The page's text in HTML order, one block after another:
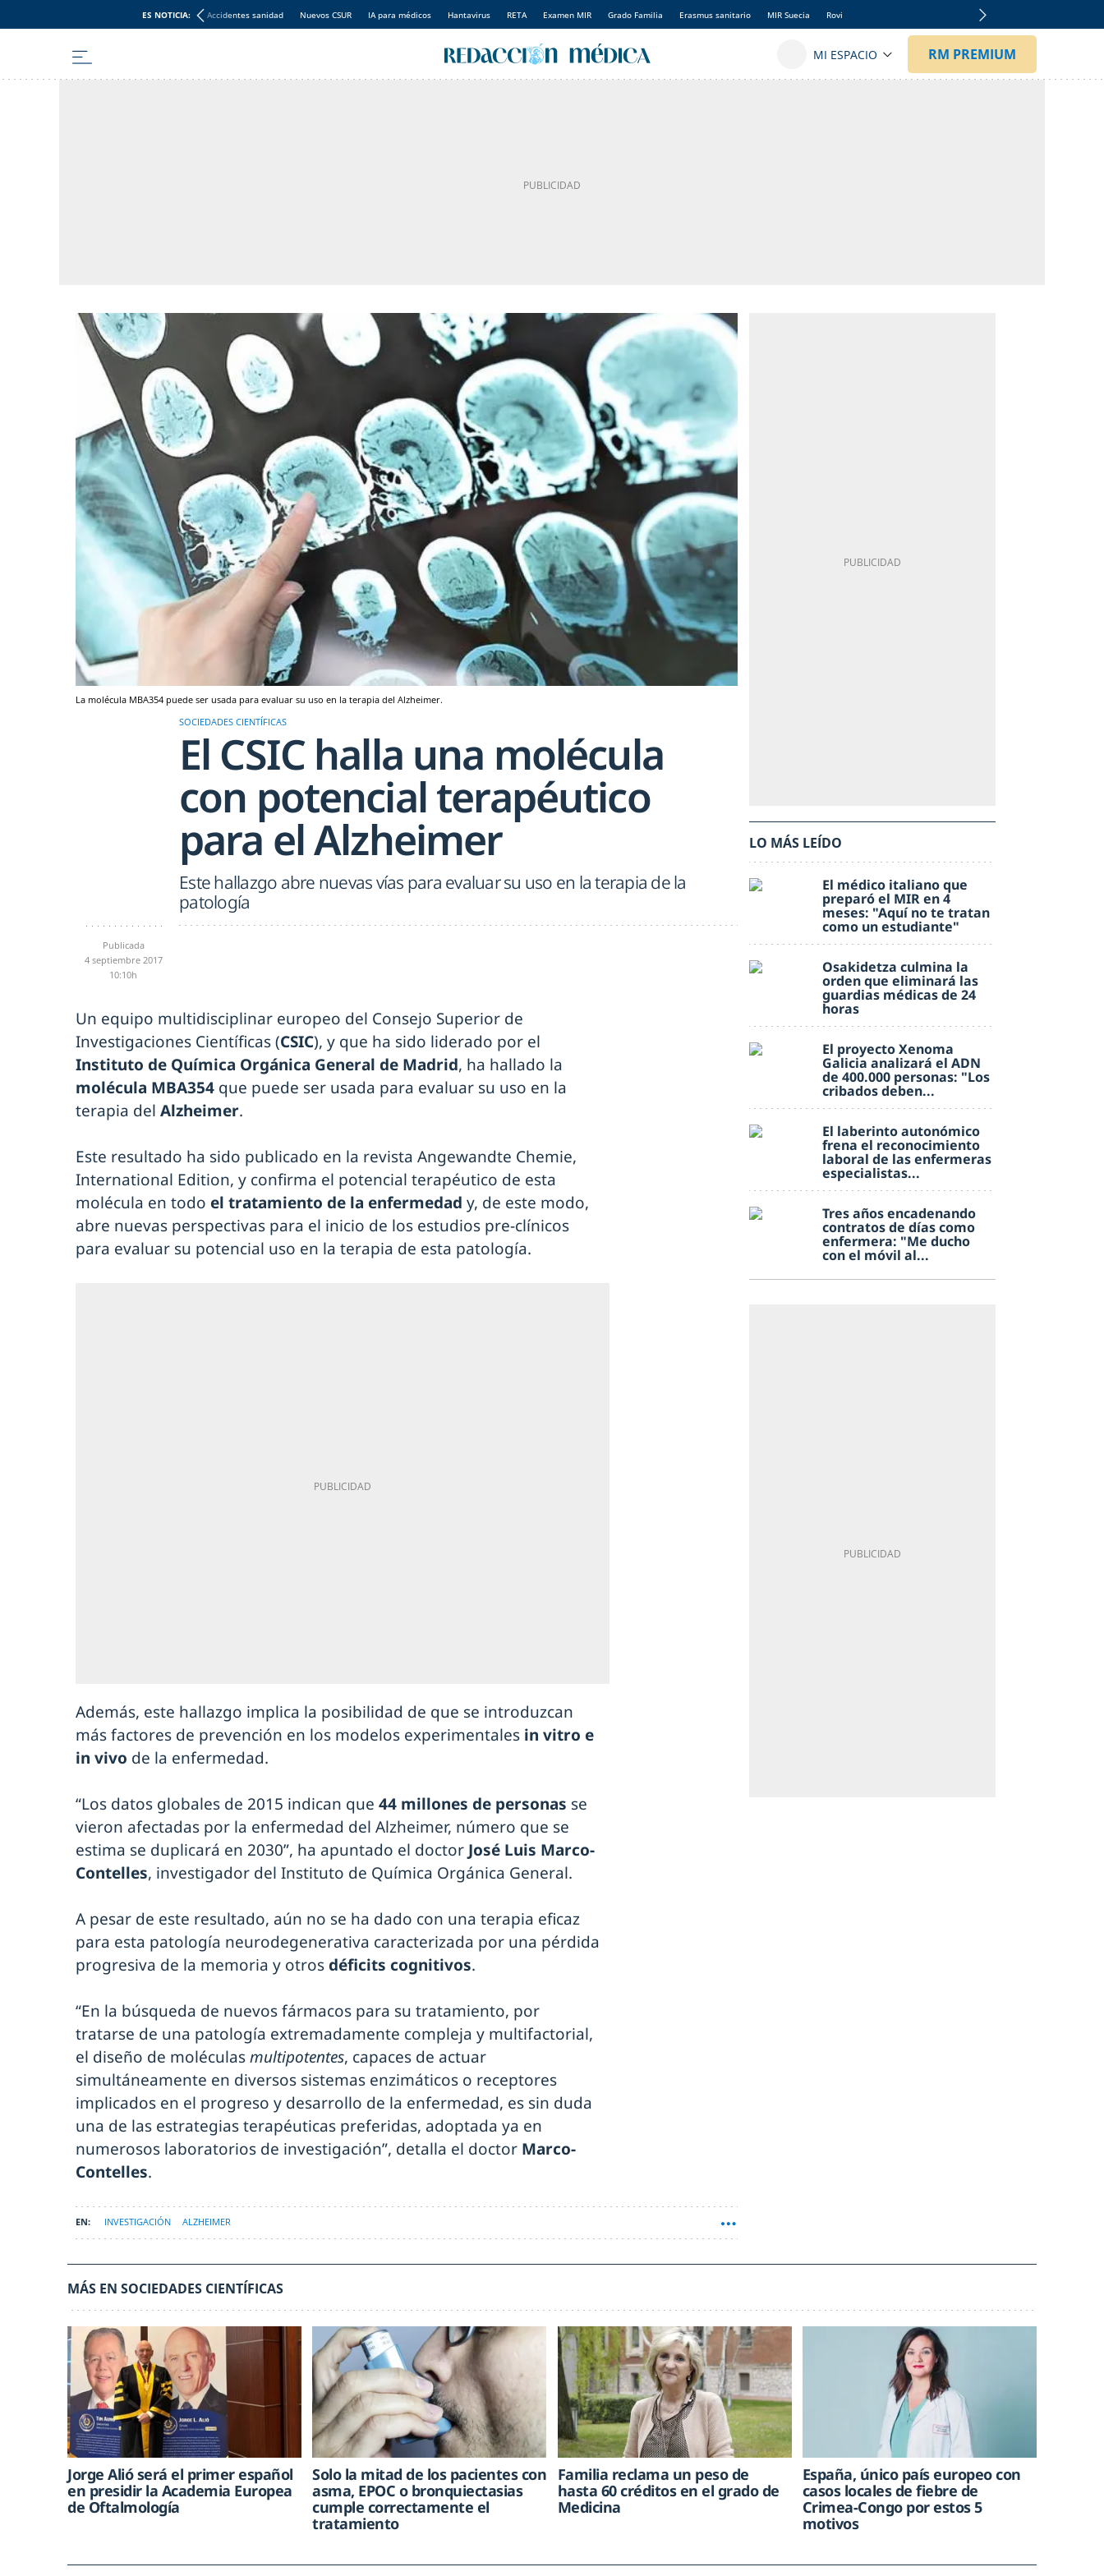
ES NOTICIA: Accidentes sanidad Nuevos CSUR IA para médicos Hantavirus RETA Examen MIR Grado Familia Erasmus sanitario MIR Suecia Rovi
La molécula MBA354 puede ser usada para evaluar su uso en la terapia del Alzheimer.
SOCIEDADES CIENTÍFICAS
El CSIC halla una molécula
con potencial terapéutico
para el Alzheimer
Este hallazgo abre nuevas vías para evaluar su uso en la terapia de la
patología
Publicada
4 septiembre 2017
10:10h
Un equipo multidisciplinar europeo del Consejo Superior de
Investigaciones Científicas (CSIC), y que ha sido liderado por el
Instituto de Química Orgánica General de Madrid, ha hallado la
molécula MBA354 que puede ser usada para evaluar su uso en la
terapia del Alzheimer.
Este resultado ha sido publicado en la revista Angewandte Chemie,
International Edition, y confirma el potencial terapéutico de esta
molécula en todo el tratamiento de la enfermedad y, de este modo,
abre nuevas perspectivas para el inicio de los estudios pre-clínicos
para evaluar su potencial uso en la terapia de esta patología.
Además, este hallazgo implica la posibilidad de que se introduzcan
más factores de prevención en los modelos experimentales in vitro e
in vivo de la enfermedad.
“Los datos globales de 2015 indican que 44 millones de personas se
vieron afectadas por la enfermedad del Alzheimer, número que se
estima se duplicará en 2030”, ha apuntado el doctor José Luis Marco-
Contelles, investigador del Instituto de Química Orgánica General.
A pesar de este resultado, aún no se ha dado con una terapia eficaz
para esta patología neurodegenerativa caracterizada por una pérdida
progresiva de la memoria y otros déficits cognitivos.
“En la búsqueda de nuevos fármacos para su tratamiento, por
tratarse de una patología extremadamente compleja y multifactorial,
el diseño de moléculasmultipotentes, capaces de actuar
simultáneamente en diversos sistemas enzimáticos o receptores
implicados en el progreso y desarrollo de la enfermedad, es sin duda
una de las estrategias terapéuticas preferidas, adoptada ya en
numerosos laboratorios de investigación”, detalla el doctor Marco-
Contelles.
INVESTIGACIÓN ALZHEIMER
LO MÁS LEÍDO
El médico italiano que
preparó el MIR en 4
meses: "Aquí no te tratan
como un estudiante"
Osakidetza culmina la
orden que eliminará las
guardias médicas de 24
horas
El proyecto Xenoma
Galicia analizará el ADN
de 400.000 personas: "Los
cribados deben...
El laberinto autonómico
frena el reconocimiento
laboral de las enfermeras
especialistas...
Tres años encadenando
contratos de días como
enfermera: "Me ducho
con el móvil al...
MÁS EN SOCIEDADES CIENTÍFICAS
Jorge Alió será el primer español
en presidir la Academia Europea
de Oftalmología
Solo la mitad de los pacientes con
asma, EPOC o bronquiectasias
cumple correctamente el
tratamiento
Familia reclama un peso de
hasta 60 créditos en el grado de
Medicina
España, único país europeo con
casos locales de fiebre de
Crimea-Congo por estos 5
motivos